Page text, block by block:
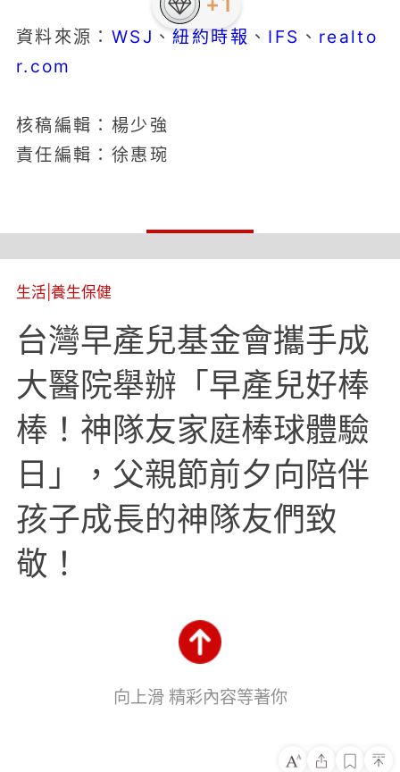
資料來源： WSJ 、紐約時報 、 IFS 、 realto
r.com
核稿編輯：楊少強
責任編輯：徐惠琬
生活 養生保健
台灣早產兒基金會攜手成
大醫院舉辦「早產兒好棒
棒！神隊友家庭棒球體驗
日」，父親節前夕向陪伴
孩子成長的神隊友們致
敬！
向上滑 精彩內容等著你